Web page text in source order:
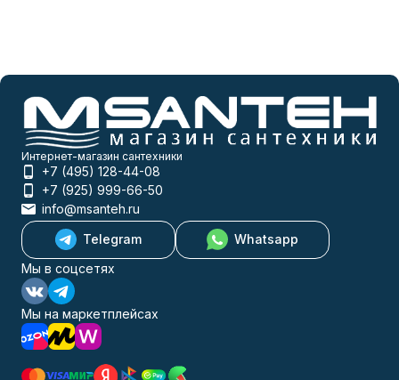
Интернет-магазин сантехники
+7 (495) 128-44-08
+7 (925) 999-66-50
info@msanteh.ru
Telegram
Whatsapp
Мы в соцсетях
Мы на маркетплейсах